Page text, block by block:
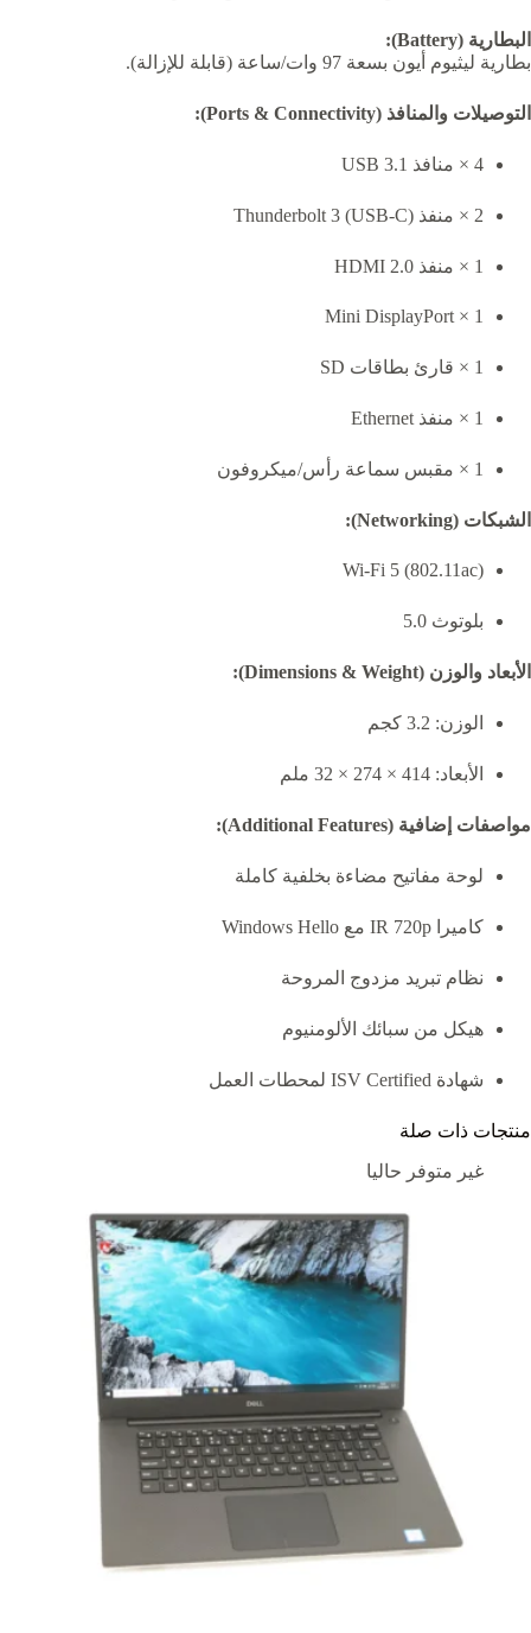
البطارية (Battery):
بطارية ليثيوم أيون بسعة 97 وات/ساعة (قابلة للإزالة).
التوصيلات والمنافذ (Ports & Connectivity):
4 × منافذ USB 3.1
2 × منفذ Thunderbolt 3 (USB-C)
1 × منفذ HDMI 2.0
1 × Mini DisplayPort
1 × قارئ بطاقات SD
1 × منفذ Ethernet
1 × مقبس سماعة رأس/ميكروفون
الشبكات (Networking):
Wi-Fi 5 (802.11ac)
بلوتوث 5.0
الأبعاد والوزن (Dimensions & Weight):
الوزن: 3.2 كجم
الأبعاد: 414 × 274 × 32 ملم
مواصفات إضافية (Additional Features):
لوحة مفاتيح مضاءة بخلفية كاملة
كاميرا IR 720p مع Windows Hello
نظام تبريد مزدوج المروحة
هيكل من سبائك الألومنيوم
شهادة ISV Certified لمحطات العمل
منتجات ذات صلة
غير متوفر حاليا